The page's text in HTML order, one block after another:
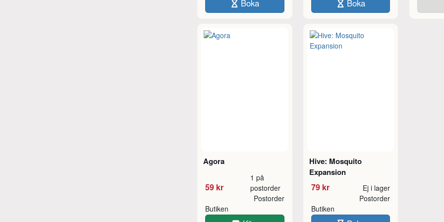
Boka Boka
Agora
59 kr
1 på
postorder
Butiken
Postorder
Hive: Mosquito
Expansion
79 kr Ej i lager
Butiken
Postorder